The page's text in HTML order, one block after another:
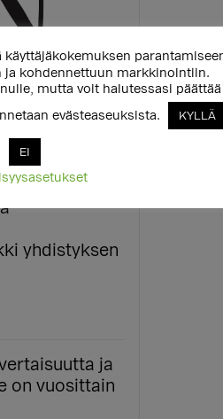
yhdistyksen
ja
on vuosittain
käyttäjäkokemuksen
ja kohdennettuun markkinointiin.
mutta voit halutessasi päättää
evästeaseuksista.
KYLLÄ
EI